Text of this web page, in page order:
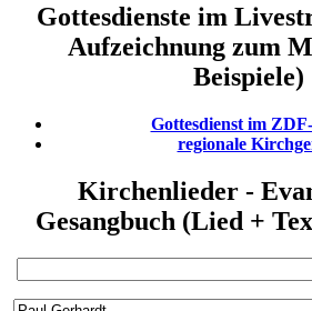
Gottesdienste im
Aufzeichnung zum
Beispiele)
Gottesdienst im
regionale
Kirchenlieder -
Gesangbuch (Lied +